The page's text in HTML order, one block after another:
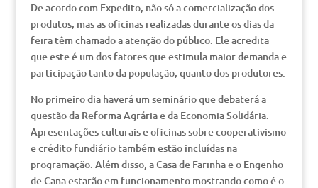
De acordo com Expedito, não só a comercialização dos
produtos, mas as oficinas realizadas durante os dias da
feira têm chamado a atenção do público. Ele acredita
que este é um dos fatores que estimula maior demanda e
participação tanto da população, quanto dos produtores.
No primeiro dia haverá um seminário que debaterá a
questão da Reforma Agrária e da Economia Solidária.
Apresentações culturais e oficinas sobre cooperativismo
e crédito fundiário também estão incluídas na
programação. Além disso, a Casa de Farinha e o Engenho
de Cana estarão em funcionamento mostrando como é o